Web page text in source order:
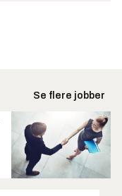
Se flere jobber